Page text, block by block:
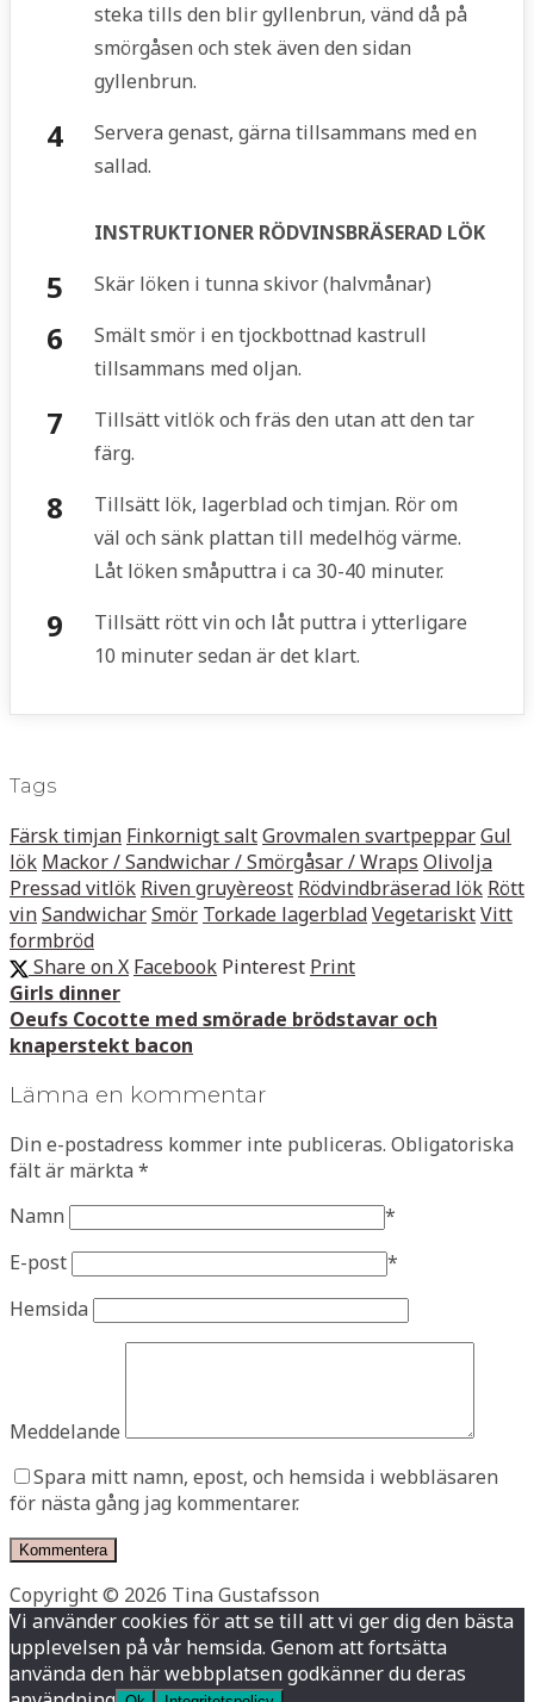
steka tills den blir gyllenbrun, vänd då på
smörgåsen och stek även den sidan
gyllenbrun.
Servera genast, gärna tillsammans med en
sallad.
INSTRUKTIONER RÖDVINSBRÄSERAD LÖK
Skär löken i tunna skivor (halvmånar)
Smält smör i en tjockbottnad kastrull
tillsammans med oljan.
Tillsätt vitlök och fräs den utan att den tar
färg.
Tillsätt lök, lagerblad och timjan. Rör om
väl och sänk plattan till medelhög värme.
Låt löken småputtra i ca 30-40 minuter.
Tillsätt rött vin och låt puttra i ytterligare
10 minuter sedan är det klart.
Tags
Färsk timjan Finkornigt saltGrovmalen svartpepparGul
lök Mackor / Sandwichar / Smörgåsar / Wraps Olivolja
Pressad vitlök Riven gruyèreost Rödvindbräserad lök Rött
vinSandwicharSmör Torkade lagerbladVegetarisktVitt
formbröd
Share on X Facebook Pinterest Print
Girls dinner
Oeufs Cocotte med smörade brödstavar och
knaperstekt bacon
Lämna en kommentar
Din e-postadress kommer inte publiceras. Obligatoriska
fält är märkta *
Namn
*
E-post
*
Hemsida
Meddelande
Spara mitt namn, epost, och hemsida i webbläsaren
för nästa gång jag kommentarer.
Copyright © 2026 Tina Gustafsson
Vi använder cookies för att se till att vi ger dig den bästa
upplevelsen på vår hemsida. Genom att fortsätta
använda den här webbplatsen godkänner du deras